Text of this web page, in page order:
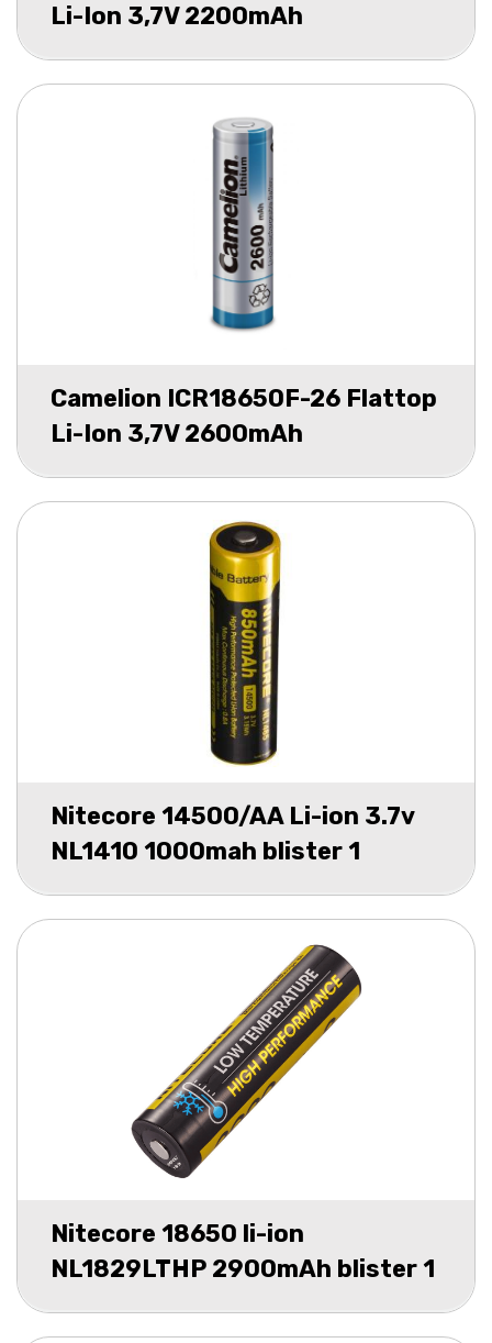
Li-Ion 3,7V 2200mAh
Camelion ICR18650F-26 Flattop
Li-Ion 3,7V 2600mAh
Nitecore 14500/AA Li-ion 3.7v
NL1410 1000mah blister 1
Nitecore 18650 li-ion
NL1829LTHP 2900mAh blister 1